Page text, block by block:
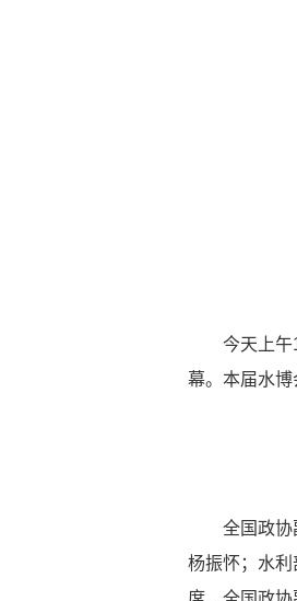
今天上午10
幕。本届水博
全国政协副
杨振怀；水